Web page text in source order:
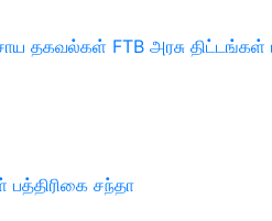
தகவல்கள் FTB அரசு திட்டங்கள்
பத்திரிகை சந்தா